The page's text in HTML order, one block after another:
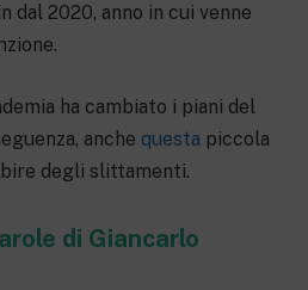
dal 2020, anno in cui venne
ha cambiato i piani del
anche questa piccola
degli slittamenti.
di Giancarlo